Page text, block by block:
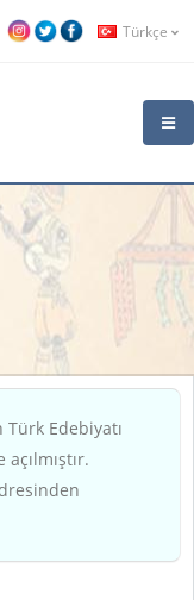
Türkçe
Türk Edebiyatı